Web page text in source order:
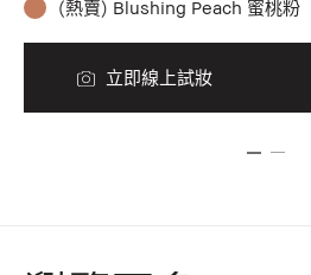
(熱賣) Blushing Peach 蜜桃粉
立即線上試妝